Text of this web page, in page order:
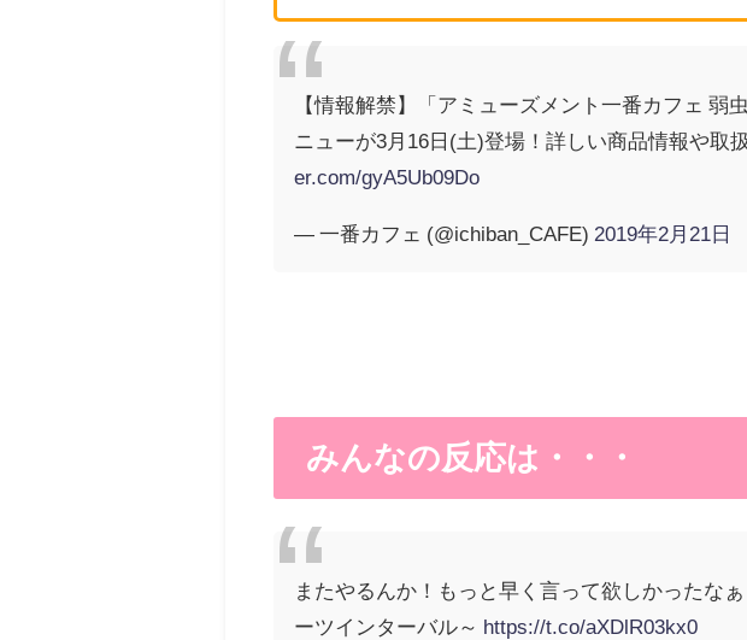
【情報解禁】「アミューズメント一番カフェ 弱
ニューが3月16日(土)登場！詳しい商品情報や取
er.com/gyA5Ub09Do
— 一番カフェ (@ichiban_CAFE) 2019年2月21日
みんなの反応は・・・
またやるんか！もっと早く言って欲しかったな
ーツインターバル～ https://t.co/aXDlR03kx0